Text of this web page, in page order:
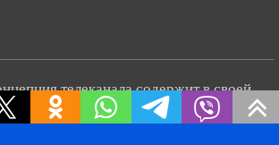
телеканала содержит в своей
ценности семейного телевидения.